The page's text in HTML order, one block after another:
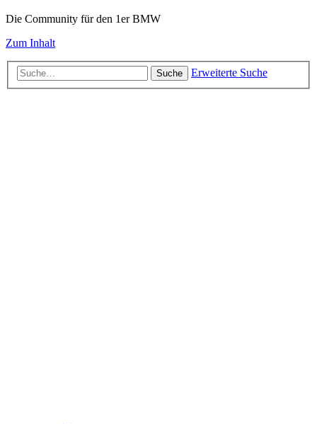
Die Community für den 1er BMW
Zum Inhalt
Suche Erweiterte Suche